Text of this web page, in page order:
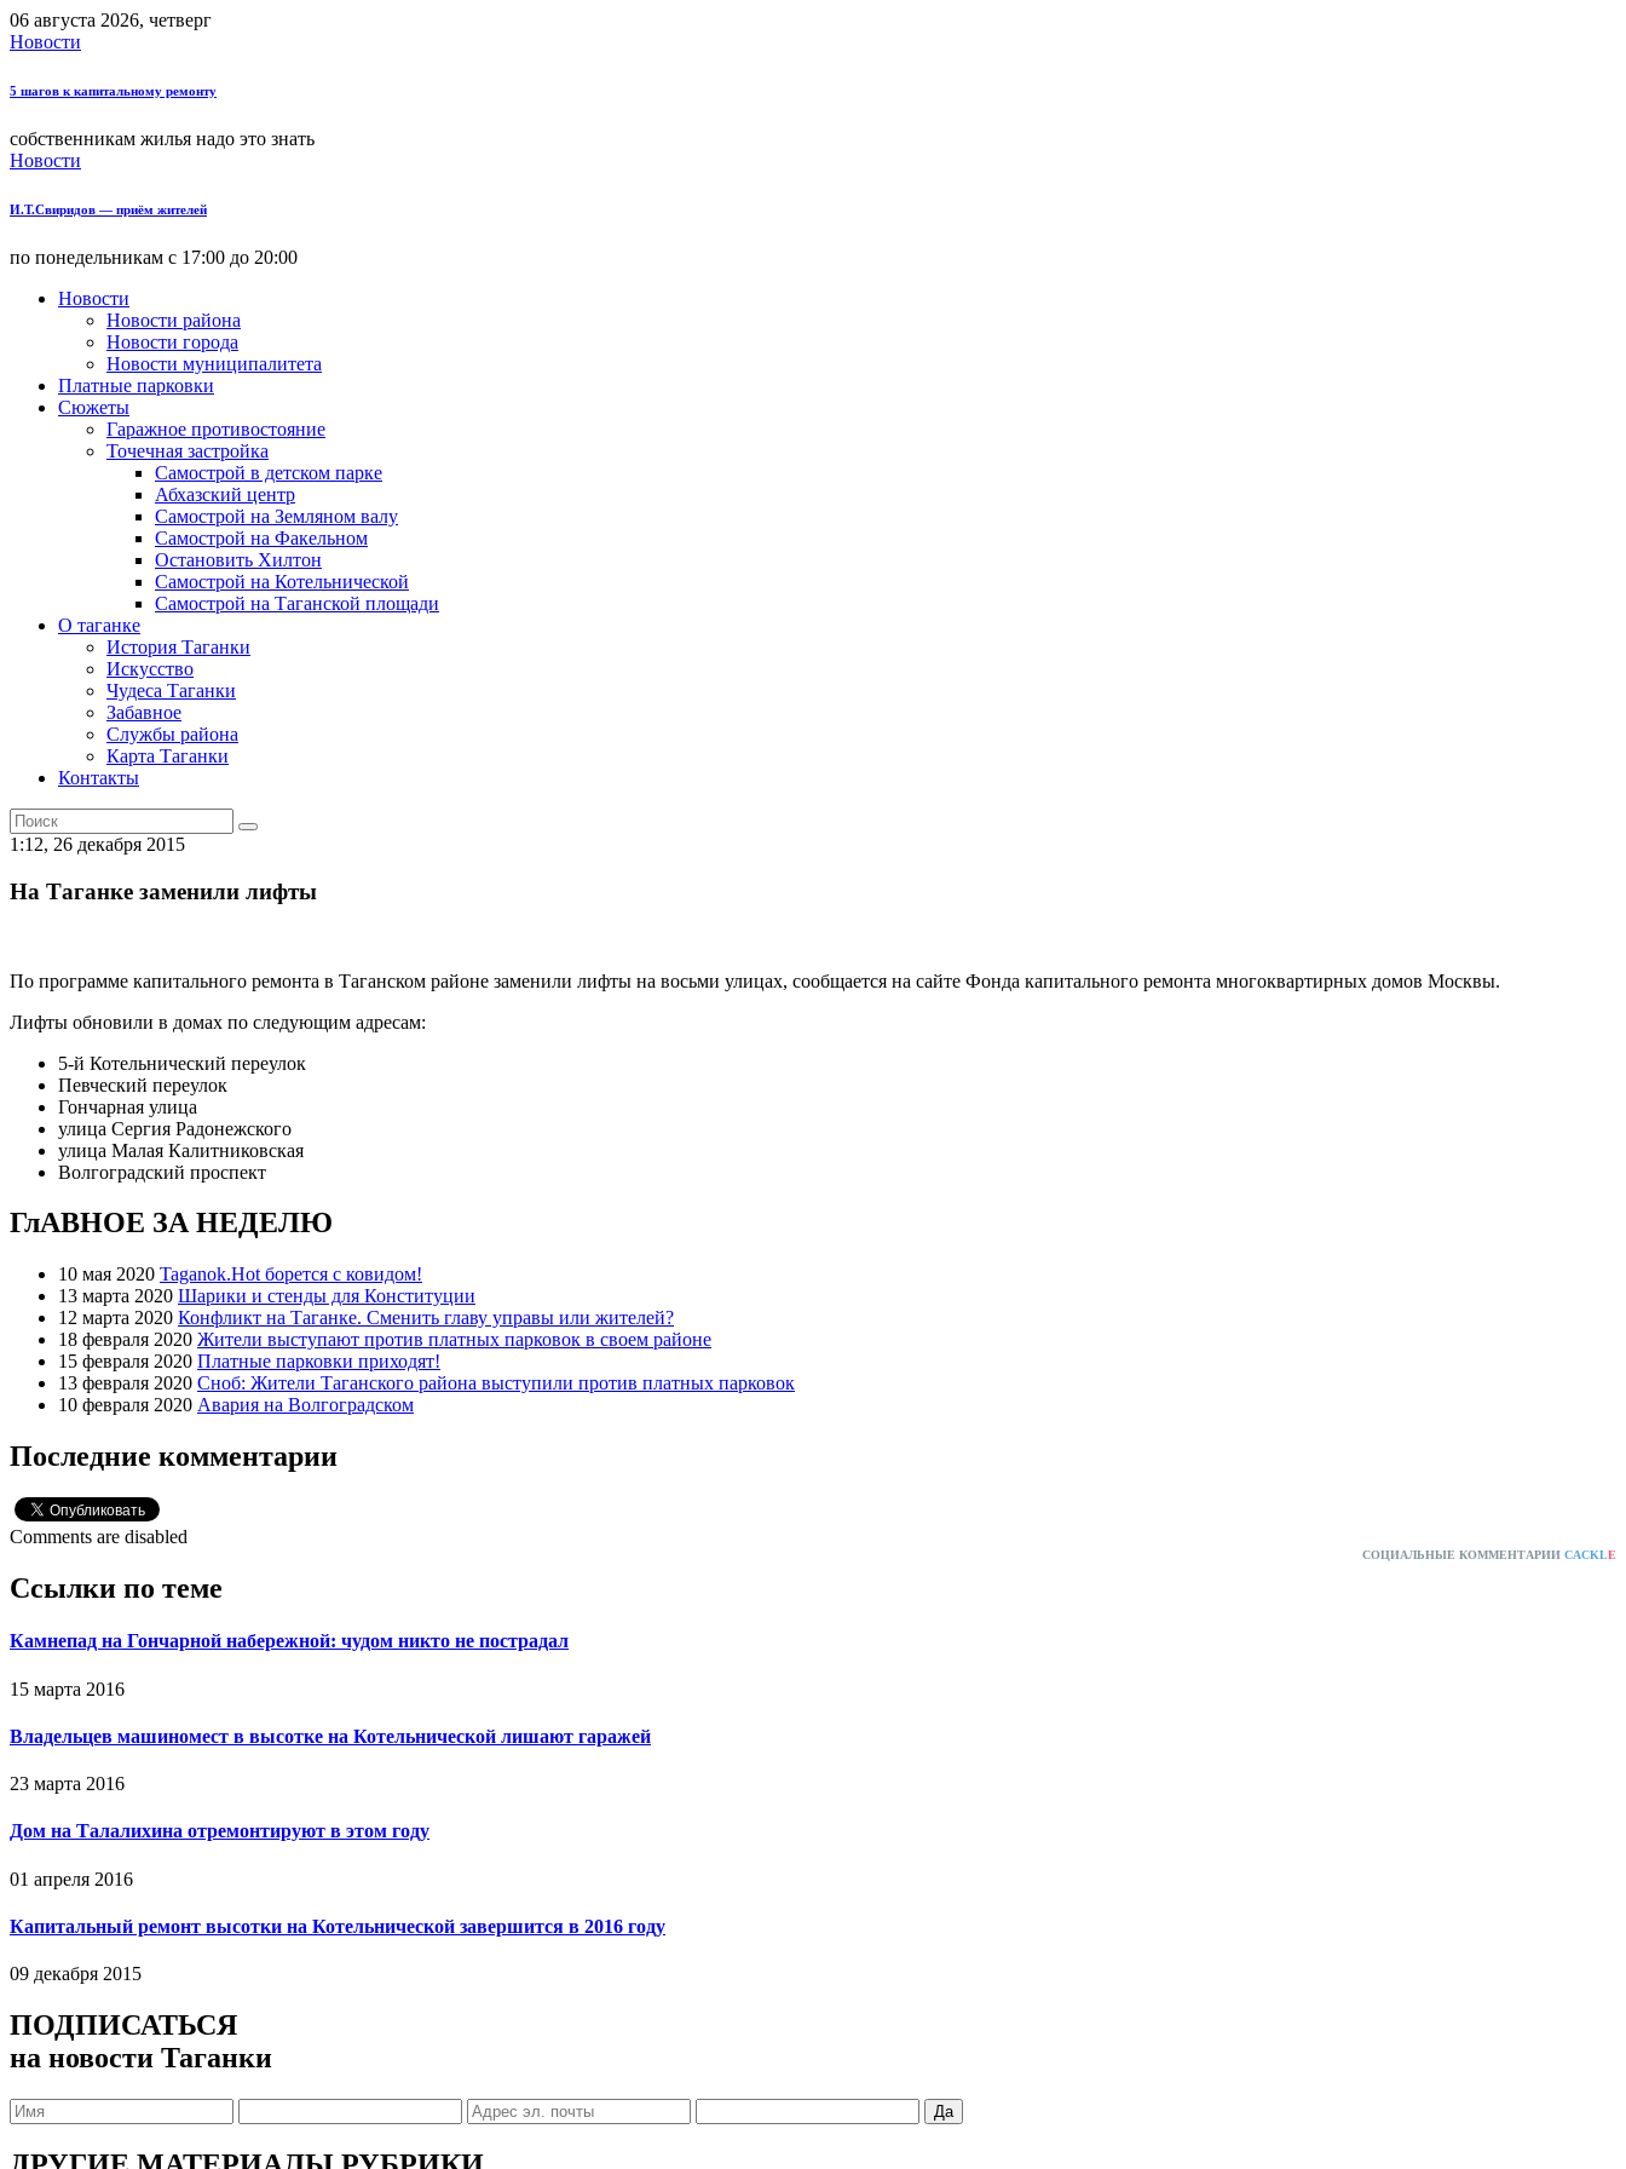
06 августа 2026, четверг
Новости
5 шагов к капитальному ремонту
собственникам жилья надо это знать
Новости
И.Т.Свиридов — приём жителей
по понедельникам с 17:00 до 20:00
Новости
Новости района
Новости города
Новости муниципалитета
Платные парковки
Сюжеты
Гаражное противостояние
Точечная застройка
Самострой в детском парке
Абхазский центр
Самострой на Земляном валу
Самострой на Факельном
Остановить Хилтон
Самострой на Котельнической
Самострой на Таганской площади
О таганке
История Таганки
Искусство
Чудеса Таганки
Забавное
Службы района
Карта Таганки
Контакты
1:12, 26 декабря 2015
На Таганке заменили лифты
По программе капитального ремонта в Таганском районе заменили лифты на восьми улицах, сообщается на сайте Фонда капитального ремонта многоквартирных домов Москвы.
Лифты обновили в домах по следующим адресам:
5-й Котельнический переулок
Певческий переулок
Гончарная улица
улица Сергия Радонежского
улица Малая Калитниковская
Волгоградский проспект
ГлАВНОЕ ЗА НЕДЕЛЮ
10 мая 2020 Taganok.Hot борется с ковидом!
13 марта 2020 Шарики и стенды для Конституции
12 марта 2020 Конфликт на Таганке. Сменить главу управы или жителей?
18 февраля 2020 Жители выступают против платных парковок в своем районе
15 февраля 2020 Платные парковки приходят!
13 февраля 2020 Сноб: Жители Таганского района выступили против платных парковок
10 февраля 2020 Авария на Волгоградском
Последние комментарии
Comments are disabled
СОЦИАЛЬНЫЕ КОММЕНТАРИИ CACKLE
Ссылки по теме
Камнепад на Гончарной набережной: чудом никто не пострадал
15 марта 2016
Владельцев машиномест в высотке на Котельнической лишают гаражей
23 марта 2016
Дом на Талалихина отремонтируют в этом году
01 апреля 2016
Капитальный ремонт высотки на Котельнической завершится в 2016 году
09 декабря 2015
ПОДПИСАТЬСЯ
на новости Таганки